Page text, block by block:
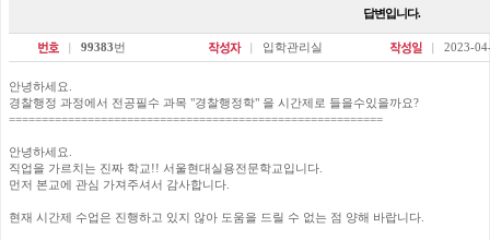
답변입니다.
99383번 입학관리실 2023-
안녕하세요.
경찰행정 과정에서 전공필수 과목 "경찰행정학" 을 시간제로 들을수있을까요?
=========================================================
안녕하세요.
직업을 가르치는 진짜 학교!! 서울현대실용전문학교입니다.
먼저 본교에 관심 가져주셔서 감사합니다.
현재 시간제 수업은 진행하고 있지 않아 도움을 드릴 수 없는 점 양해 바랍니다.